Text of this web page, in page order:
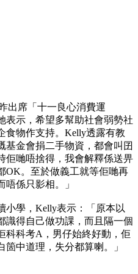
出席「十一良心消費運
表示，希望多幫助社會弱勢社
食物作支持。Kelly透露有教
基金會捐二手物資，都會叫囝
佢哋唔捨得，我會解釋係送畀
OK。至於做義工就等佢哋再
係只影相。」
小學，Kelly表示：「原本以
識得自己做功課，而且隔一個
科考A，男仔始終好動，佢
中道理，失分都算喇。」